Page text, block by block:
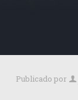
Publicado por